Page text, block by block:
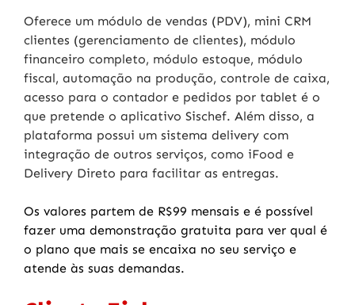
Oferece um módulo de vendas (PDV), mini CRM
clientes (gerenciamento de clientes), módulo
financeiro completo, módulo estoque, módulo
fiscal, automação na produção, controle de caixa,
acesso para o contador e pedidos por tablet é o
que pretende o aplicativo Sischef. Além disso, a
plataforma possui um sistema delivery com
integração de outros serviços, como iFood e
Delivery Direto para facilitar as entregas.
Os valores partem de R$99 mensais e é possível
fazer uma demonstração gratuita para ver qual é
o plano que mais se encaixa no seu serviço e
atende às suas demandas.